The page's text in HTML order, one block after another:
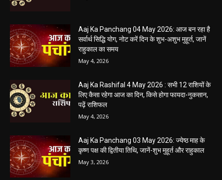
Aaj Ka Panchang 04 May 2026: आज बन रहा है
सर्वार्थ सिद्धि योग, नोट करें दिन के शुभ-अशुभ मुहूर्त, जानें
राहुकाल का समय
May 4, 2026
Aaj Ka Rashifal 4 May 2026 : सभी 12 राशियों के
लिए कैसा रहेगा आज का दिन, किसे होगा फायदा-नुकसान,
पढ़ें राशिफल
May 4, 2026
Aaj Ka Panchang 03 May 2026: ज्येष्ठ माह के
कृष्ण पक्ष की द्वितीया तिथि, जानें-शुभ मुहूर्त और राहुकाल
May 3, 2026